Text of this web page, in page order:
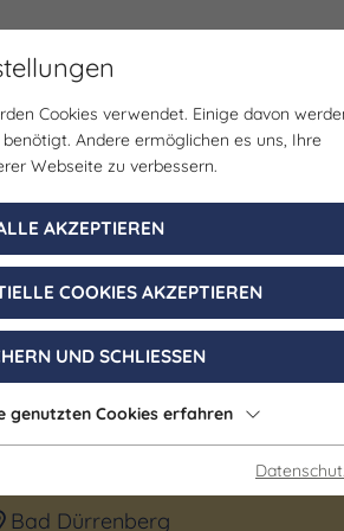
Veranstaltungen Planen
Museum
der
Bad Dürrenberg
Cookies verwendet. Einige davon
Andere ermöglichen es uns, Ihre
Webseite zu verbessern.
AKZEPTIEREN
COOKIES AKZEPTIEREN
UND SCHLIESSEN
genutzten Cookies erfahren